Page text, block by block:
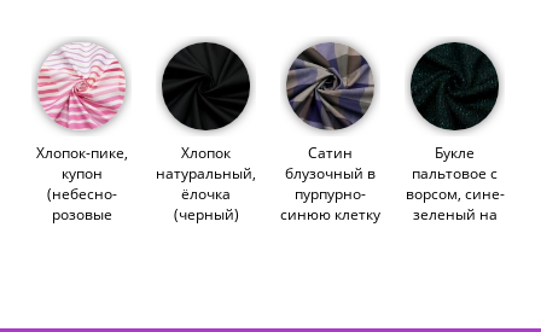
Хлопок-пике,
купон
(небесно-
розовые
Хлопок
натуральный,
ёлочка
(черный)
Сатин
блузочный в
пурпурно-
синюю клетку
Букле
пальтовое с
ворсом, сине-
зеленый на